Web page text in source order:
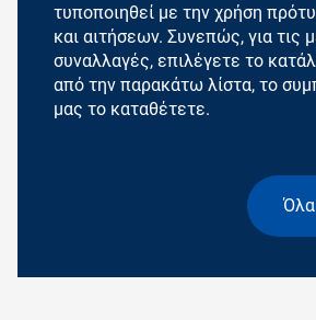
τυποποιηθεί με την χρήση
και αιτήσεων. Συνεπώς, για τις
συναλλαγές, επιλέγετε το
από την παρακάτω λίστα, το
μας το καταθέτετε.